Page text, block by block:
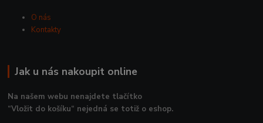
O nás
Kontakty
Jak u nás nakoupit online
Na našem webu nenajdete tlačítko
“Vložit do košíku“ nejedná se totiž o eshop.